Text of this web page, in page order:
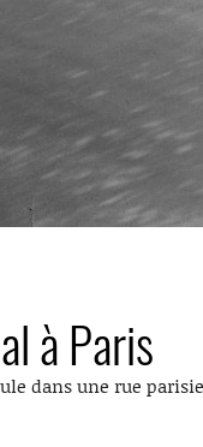
à Paris
dans une rue